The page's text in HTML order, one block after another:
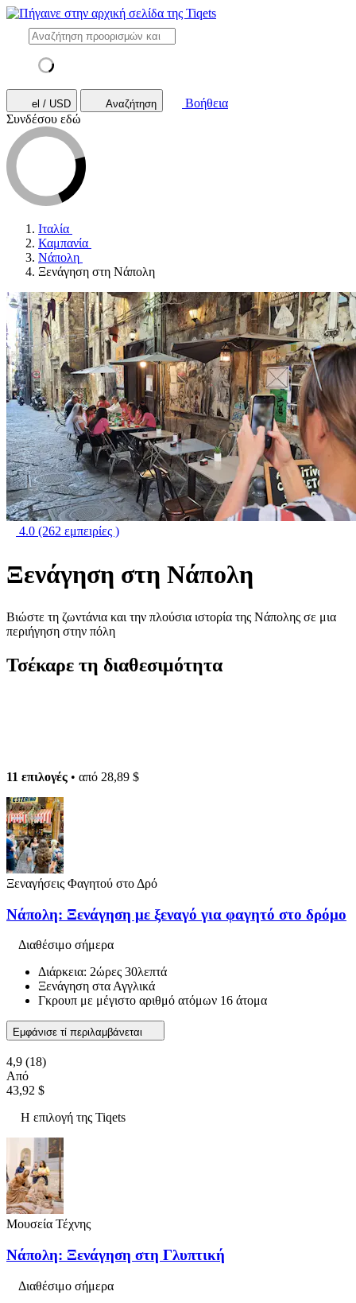
el / USD Αναζήτηση
Βοήθεια
Συνδέσου εδώ
Ιταλία
Καμπανία
Νάπολη
Ξενάγηση στη Νάπολη
4.0 (262 εμπειρίες )
Ξενάγηση στη Νάπολη
Βιώστε τη ζωντάνια και την πλούσια ιστορία της Νάπολης σε μια
περιήγηση στην πόλη
Τσέκαρε τη διαθεσιμότητα
11 επιλογές • από 28,89 $
Ξεναγήσεις Φαγητού στο Δρό
Νάπολη: Ξενάγηση με ξεναγό για φαγητό στο δρόμο
Διαθέσιμο σήμερα
Διάρκεια: 2ώρες 30λεπτά
Ξενάγηση στα Αγγλικά
Γκρουπ με μέγιστο αριθμό ατόμων 16 άτομα
Εμφάνισε τί περιλαμβάνεται
4,9 (18)
Από
43,92 $
Η επιλογή της Tiqets
Μουσεία Τέχνης
Νάπολη: Ξενάγηση στη Γλυπτική
Διαθέσιμο σήμερα